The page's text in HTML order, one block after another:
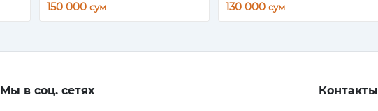
150 000 сум 130 000сум
Мы в соц. сетях Контакты